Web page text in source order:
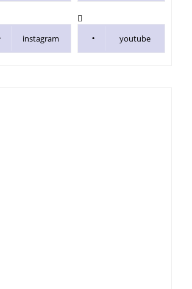
instagram youtube